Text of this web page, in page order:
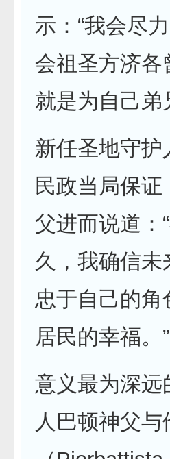
示：“我会尽
会祖圣方济
就是为自己弟
新任圣地守
民政当局保证
父进而说道：
久，我确信
忠于自己的
居民的幸福。”
意义最为深远
人巴顿神父